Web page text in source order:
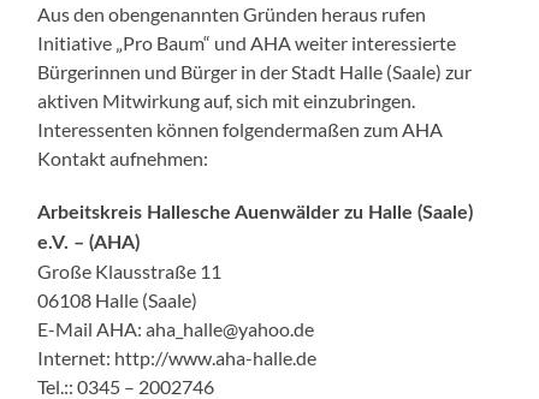
Aus den obengenannten Gründen heraus rufen
Initiative „Pro Baum“ und AHA weiter interessierte
Bürgerinnen und Bürger in der Stadt Halle (Saale) zur
aktiven Mitwirkung auf, sich mit einzubringen.
Interessenten können folgendermaßen zum AHA
Kontakt aufnehmen:
Arbeitskreis Hallesche Auenwälder zu Halle (Saale)
e.V. – (AHA)
Große Klausstraße 11
06108 Halle (Saale)
E-Mail AHA: aha_halle@yahoo.de
Internet: http://www.aha-halle.de
Tel.:: 0345 – 2002746